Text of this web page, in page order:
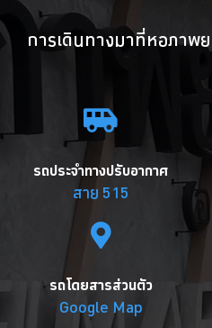
การเดินทางมาที่หอภาพ
รถประจำทางปรับอากาศ
สาย 515
รถโดยสารส่วนตัว
Google Map